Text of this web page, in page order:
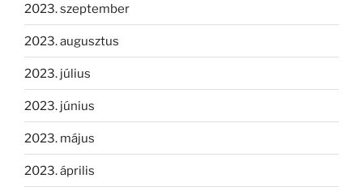
2023. szeptember
2023. augusztus
2023. július
2023. június
2023. május
2023. április